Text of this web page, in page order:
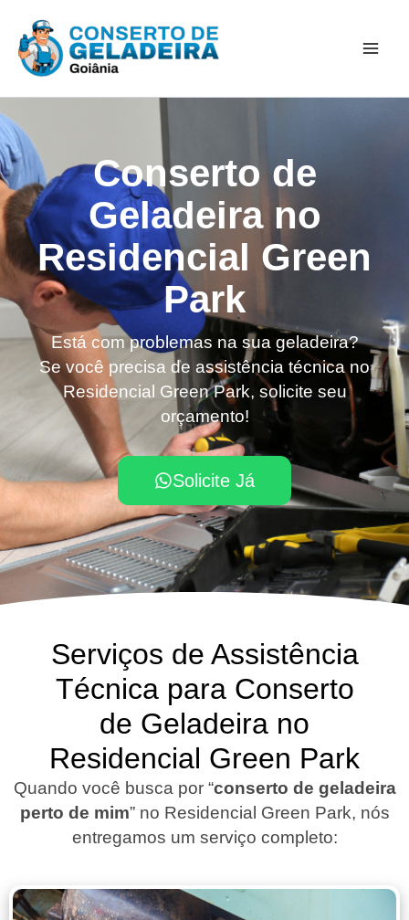
para
Conserto de
Geladeira no
Residencial Green
Park
Está com problemas na sua geladeira?
Se você precisa de assistência técnica no
Residencial Green Park, solicite seu
orçamento!
Solicite Já
Serviços de Assistência
Técnica para Conserto
de Geladeira no
Residencial Green Park
Quando você busca por “conserto de geladeira
perto de mim” no Residencial Green Park, nós
entregamos um serviço completo: